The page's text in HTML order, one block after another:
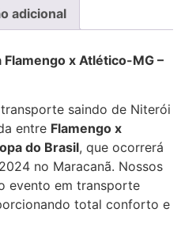
adicional
x Atlético-MG –
saindo de Niterói
entre Flamengo x
do Brasil, que ocorrerá
no Maracanã. Nossos
evento em transporte
total conforto e